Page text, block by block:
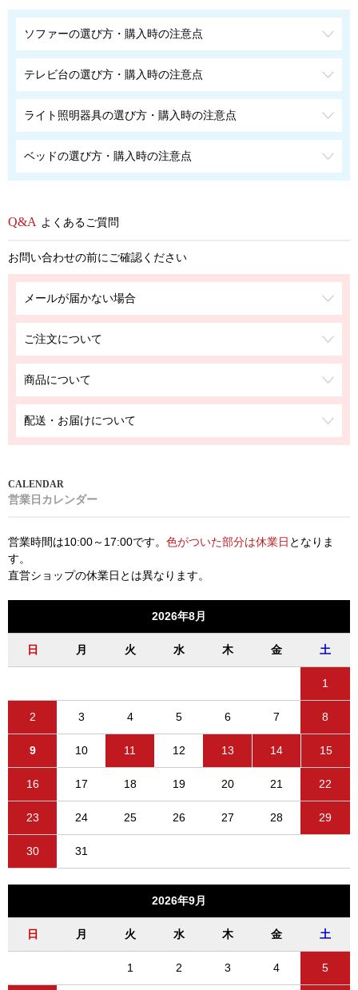
ソファーの選び方・購入時の注意点
テレビ台の選び方・購入時の注意点
ライト照明器具の選び方・購入時の注意点
ベッドの選び方・購入時の注意点
よくあるご質問
お問い合わせの前にご確認ください
メールが届かない場合
ご注文について
商品について
配送・お届けについて
営業日カレンダー
営業時間は10:00～17:00です。 色がついた部分は休業日 となりま
す。
直営ショップの休業日とは異なります。
2026年8月
日 月 火 水 木 金 土
1
2 3 4 5 6 7 8
9 10 11 12 13 14 15
16 17 18 19 20 21 22
23 24 25 26 27 28 29
30 31
2026年9月
日 月 火 水 木 金 土
1 2 3 4 5